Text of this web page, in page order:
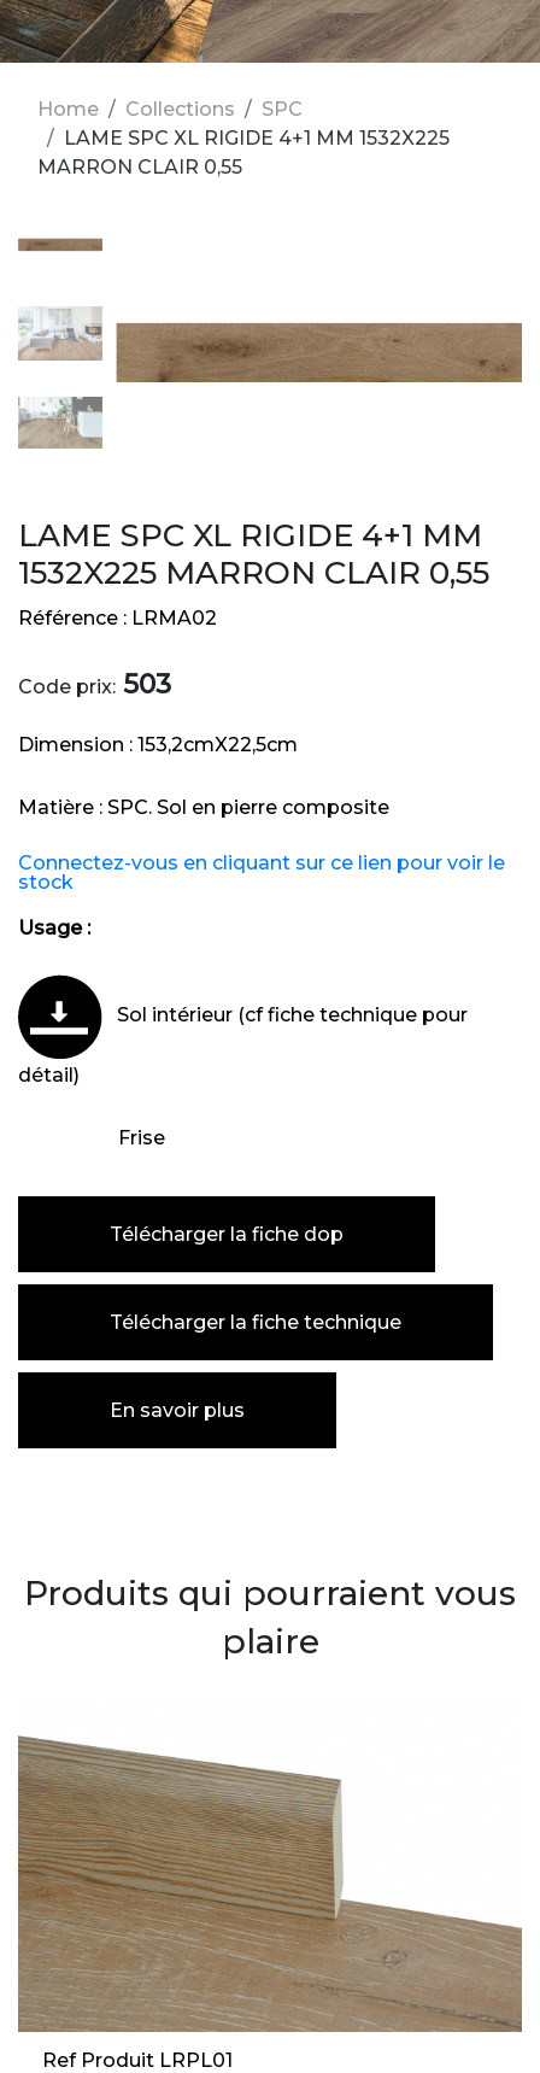
Home Collections
SPC
LAME SPC XL RIGIDE 4+1 MM 1532X225
MARRON CLAIR 0,55
LAME SPC XL RIGIDE 4+1 MM
1532X225 MARRON CLAIR 0,55
Référence : LRMA02
Code prix: 503
Dimension : 153,2cmX22,5cm
Matière : SPC. Sol en pierre composite
Connectez-vous en cliquant sur ce lien pour voir le
stock
Usage :
Sol intérieur (cf fiche technique pour
détail)
Frise
Télécharger la fiche dop
Télécharger la fiche technique
En savoir plus
Produits qui pourraient vous
plaire
Ref Produit LRPL01